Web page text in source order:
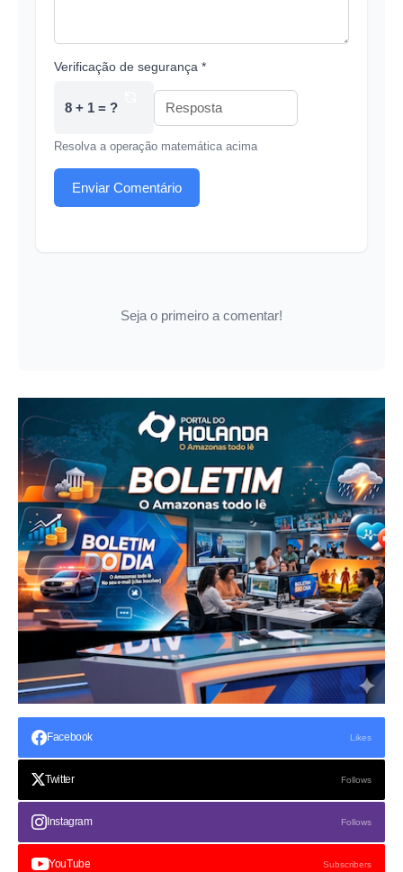
Verificação de segurança *
8 + 1 = ?
Resolva a operação matemática acima
Enviar Comentário
Seja o primeiro a comentar!
Facebook Likes
Twitter Follows
Instagram Follows
YouTube Subscribers